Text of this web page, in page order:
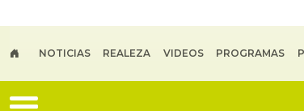
NOTICIAS REALEZA VIDEOS PROGRAMAS